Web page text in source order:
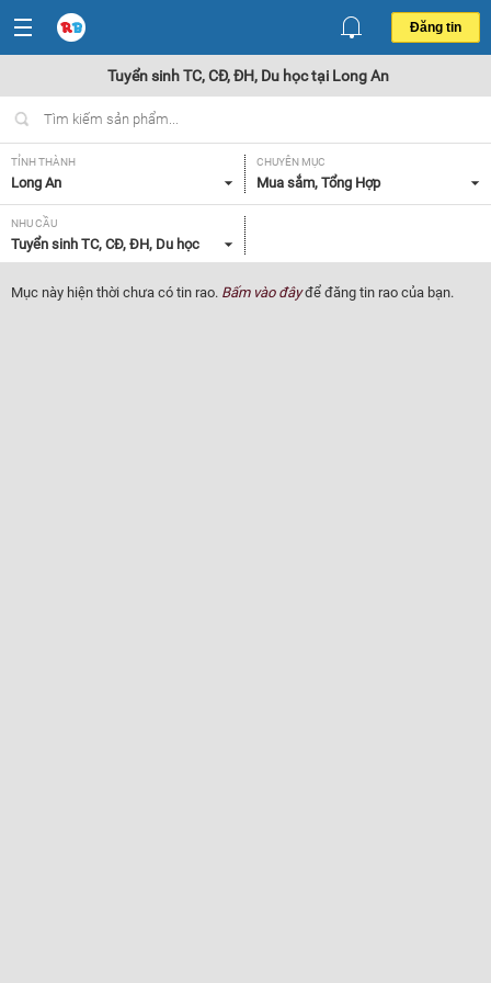
Đăng tin
Tuyển sinh TC, CĐ, ĐH, Du học tại Long An
TỈNH THÀNH
Long An
CHUYÊN MỤC
Mua sắm, Tổng Hợp
NHU CẦU
Tuyển sinh TC, CĐ, ĐH, Du học
Mục này hiện thời chưa có tin rao. Bấm vào đâyđể đăng tin rao của bạn.